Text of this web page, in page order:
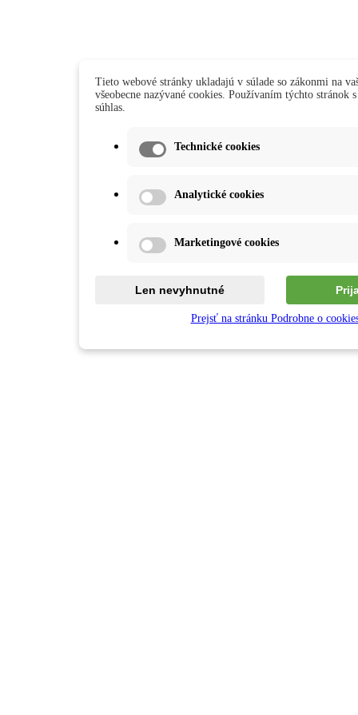
Tieto webové stránky ukladajú v súlade so zákonmi na
všeobecne nazývané cookies. Používaním týchto stránok
súhlas.
Technické cookies
Analytické cookies
Marketingové cookies
Len nevyhnutné
Prejsť na stránku Podrobne o